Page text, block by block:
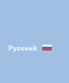
Русский